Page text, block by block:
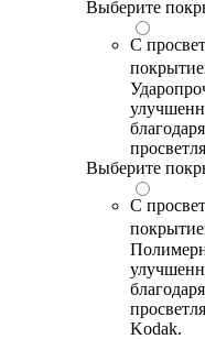
Выберите
С
Выберите
С
Kodak.